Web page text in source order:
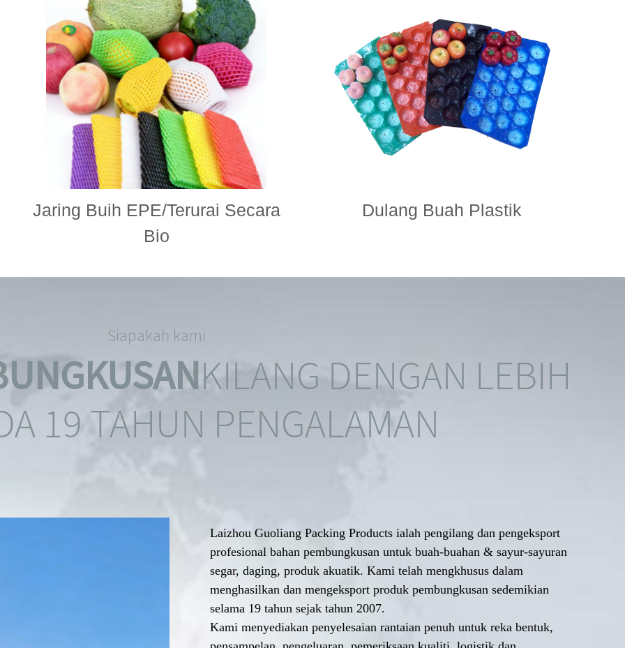
Jaring Buih EPE/Terurai Secara
Bio
Dulang Buah Plastik
Siapakah kami
KILANG DENGAN LEBIH
19 TAHUN PENGALAMAN
Laizhou Guoliang Packing Products ialah pengilang dan pengeksport
profesional bahan pembungkusan untuk buah-buahan & sayur-sayuran
segar, daging, produk akuatik. Kami telah mengkhusus dalam
menghasilkan dan mengeksport produk pembungkusan sedemikian
selama 19 tahun sejak tahun 2007.
Kami menyediakan penyelesaian rantaian penuh untuk reka bentuk,